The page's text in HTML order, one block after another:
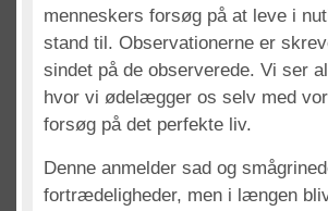
menneskers forsøg på at leve i
stand til. Observationerne er
sindet på de observerede. Vi ser
hvor vi ødelægger os selv med
forsøg på det perfekte liv.
Denne anmelder sad og
fortrædeligheder, men i længen